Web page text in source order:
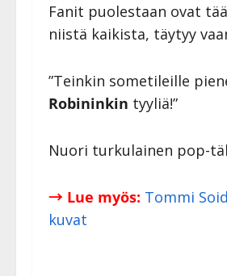
Fanit puolestaan ovat
niistä kaikista, täytyy
”Teinkin sometileille
Robininkin tyyliä!”
Nuori turkulainen pop-
→ Lue myös: Tommi
kuvat